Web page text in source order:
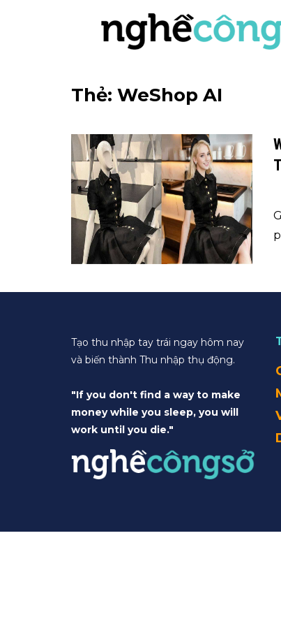
Thẻ: WeShop AI
Tạo thu nhập tay trái ngay hôm nay
và biến thành Thu nhập thụ động.
"If you don't find a way to make
money while you sleep, you will
work until you die."